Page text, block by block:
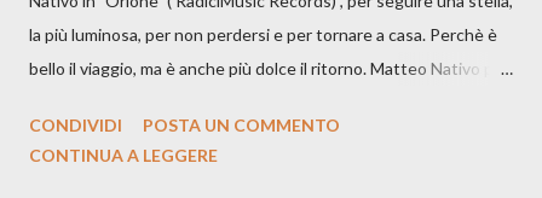
la più luminosa, per non perdersi e per tornare a casa. Perchè è
bello il viaggio, ma è anche più dolce il ritorno. Matteo Nativo per
indubbiamente matura e consapevole oltre che con ottimi
CONDIVIDI
POSTA UN COMMENTO
CONTINUA A LEGGERE